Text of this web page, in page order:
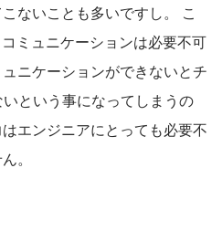
ないことも多いですし。 こ
ミュニケーションは必要不可
ニケーションができないとチ
という事になってしまうの
エンジニアにとっても必要不
。